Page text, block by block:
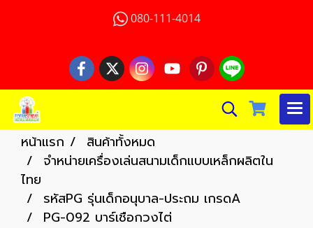
080-111-4014
หน้าแรก
สินค้าทั้งหมด
จำหน่ายเครื่องเล่นสนามเด็กแบบเหล็กผลิตใน
ไทย
รหัสPG รุ่นเด็กอนุบาล-ประถม เกรดA
PG-092 บาร์เชือกวงไต่